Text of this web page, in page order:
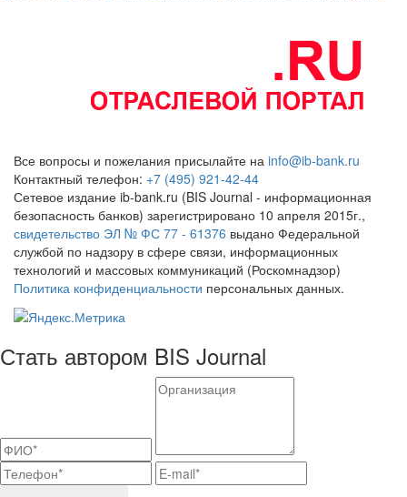
Все вопросы и пожелания присылайте на info@ib-bank.ru
Контактный телефон: +7 (495) 921-42-44
Сетевое издание ib-bank.ru (BIS Journal - информационная
безопасность банков) зарегистрировано 10 апреля 2015г.,
свидетельство ЭЛ № ФС 77 - 61376 выдано Федеральной
службой по надзору в сфере связи, информационных
технологий и массовых коммуникаций (Роскомнадзор)
Политика конфиденциальности персональных данных.
Стать автором BIS Journal